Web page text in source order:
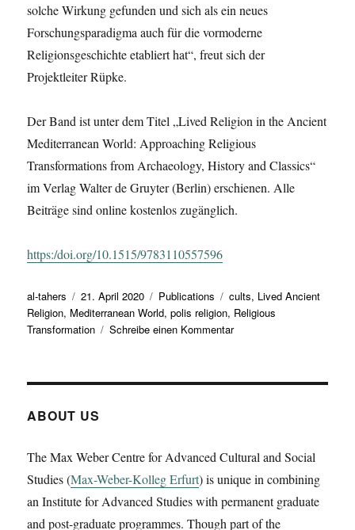
solche Wirkung gefunden und sich als ein neues
Forschungsparadigma auch für die vormoderne
Religionsgeschichte etabliert hat“, freut sich der
Projektleiter Rüpke.
Der Band ist unter dem Titel „Lived Religion in the Ancient
Mediterranean World: Approaching Religious
Transformations from Archaeology, History and Classics“
im Verlag Walter de Gruyter (Berlin) erschienen. Alle
Beiträge sind online kostenlos zugänglich.
https:/doi.org/10.1515/9783110557596
Autor
al-tahers
Veröffentlicht
am
21. April 2020 Kategorien
Publications Schlagwörter
cults, Lived Ancient
Religion, Mediterranean World,polis religion, Religious
Transformation
Schreibe einen Kommentarzu
the
Ancient
Mediterranean
World:
ABOUT US
The Max Weber Centre for Advanced Cultural and Social
Studies (Max-Weber-Kolleg Erfurt) is unique in combining
an Institute for Advanced Studies with permanent graduate
and post-graduate programmes. Though part of the